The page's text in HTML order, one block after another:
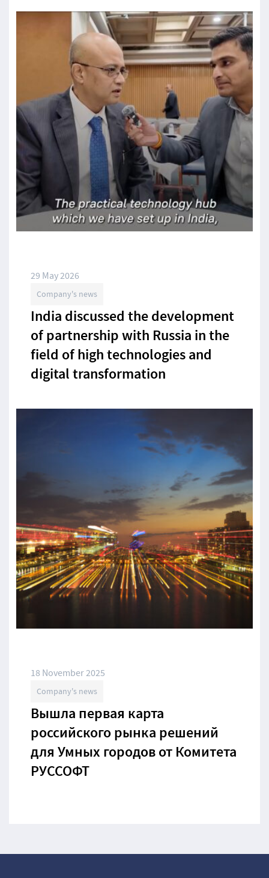
29 May 2026
Company's news
India discussed the development
of partnership with Russia in the
field of high technologies and
digital transformation
18 November 2025
Company's news
Вышла первая карта
российского рынка решений
для Умных городов от Комитета
РУССОФТ